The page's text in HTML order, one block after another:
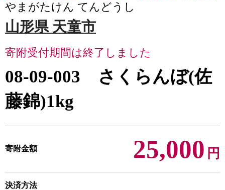
やまがたけん てんどうし
山形県 天童市
寄附受付期間は終了しました
08-09-003 さくらんぼ(佐
藤錦)1kg
寄附金額 25,000 円
決済方法